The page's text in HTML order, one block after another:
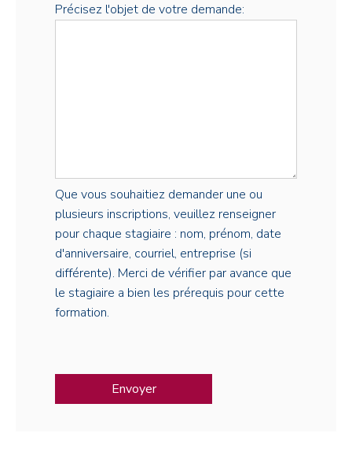
Précisez l'objet de votre demande:
Que vous souhaitiez demander une ou
plusieurs inscriptions, veuillez renseigner
pour chaque stagiaire : nom, prénom, date
d'anniversaire, courriel, entreprise (si
différente). Merci de vérifier par avance que
le stagiaire a bien les prérequis pour cette
formation.